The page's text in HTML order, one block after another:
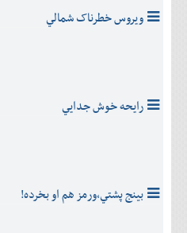
ويروس خطرناک شمالي
رايحه خوش جدايي
بینج پشتي،ورمز هم او بخرده!